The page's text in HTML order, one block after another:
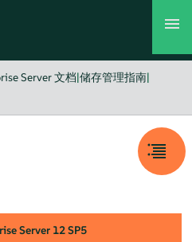
Server 文档|储存管理指南|
Server 12 SP5